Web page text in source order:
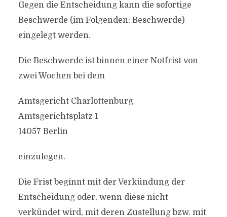
Gegen die Entscheidung kann die sofortige
Beschwerde (im Folgenden: Beschwerde)
eingelegt werden.
Die Beschwerde ist binnen einer Notfrist von
zwei Wochen bei dem
Amtsgericht Charlottenburg
Amtsgerichtsplatz 1
14057 Berlin
einzulegen.
Die Frist beginnt mit der Verkündung der
Entscheidung oder, wenn diese nicht
verkündet wird, mit deren Zustellung bzw. mit